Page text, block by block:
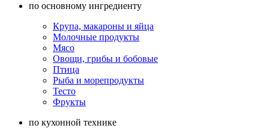
по основному ингредиенту
Крупа, макароны и яйца
Молочные продукты
Мясо
Овощи, грибы и бобовые
Птица
Рыба и морепродукты
Тесто
Фрукты
по кухонной технике